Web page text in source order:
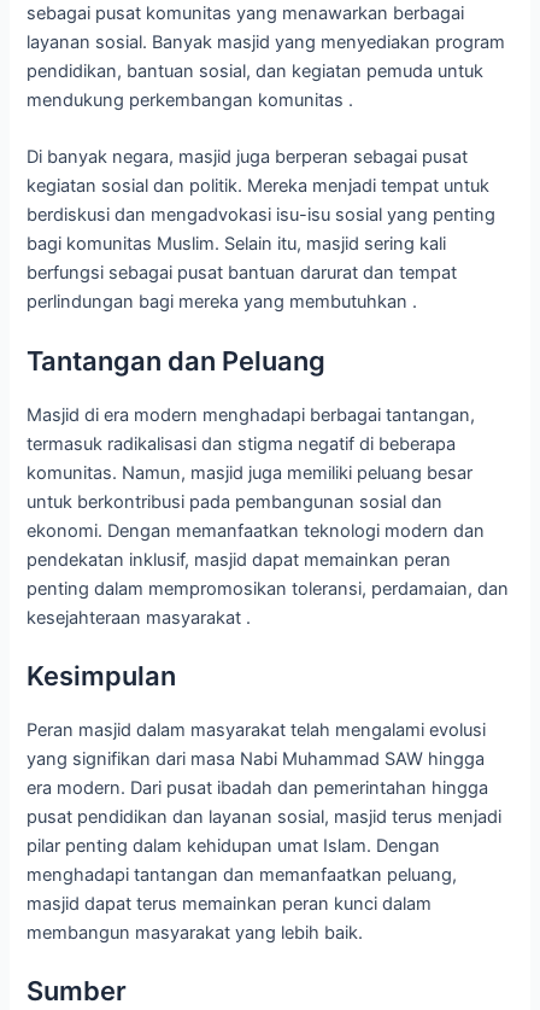
sebagai pusat komunitas yang menawarkan berbagai
layanan sosial. Banyak masjid yang menyediakan program
pendidikan, bantuan sosial, dan kegiatan pemuda untuk
mendukung perkembangan komunitas .
Di banyak negara, masjid juga berperan sebagai pusat
kegiatan sosial dan politik. Mereka menjadi tempat untuk
berdiskusi dan mengadvokasi isu-isu sosial yang penting
bagi komunitas Muslim. Selain itu, masjid sering kali
berfungsi sebagai pusat bantuan darurat dan tempat
perlindungan bagi mereka yang membutuhkan .
Tantangan dan Peluang
Masjid di era modern menghadapi berbagai tantangan,
termasuk radikalisasi dan stigma negatif di beberapa
komunitas. Namun, masjid juga memiliki peluang besar
untuk berkontribusi pada pembangunan sosial dan
ekonomi. Dengan memanfaatkan teknologi modern dan
pendekatan inklusif, masjid dapat memainkan peran
penting dalam mempromosikan toleransi, perdamaian, dan
kesejahteraan masyarakat .
Kesimpulan
Peran masjid dalam masyarakat telah mengalami evolusi
yang signifikan dari masa Nabi Muhammad SAW hingga
era modern. Dari pusat ibadah dan pemerintahan hingga
pusat pendidikan dan layanan sosial, masjid terus menjadi
pilar penting dalam kehidupan umat Islam. Dengan
menghadapi tantangan dan memanfaatkan peluang,
masjid dapat terus memainkan peran kunci dalam
membangun masyarakat yang lebih baik.
Sumber